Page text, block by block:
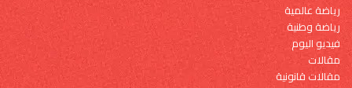
رياضة عالمية
رياضة وطنية
فيديو اليوم
مقالات
مقالات قانونية